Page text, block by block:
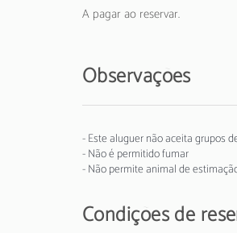
A pagar ao reservar.
Observações
- Este aluguer não aceita grupos
- Não é permitido fumar
- Não permite animal de
Condições de